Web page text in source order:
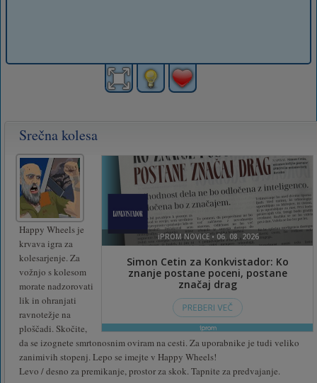
Srečna kolesa
Happy Wheels je
krvava igra za
kolesarjenje. Za
vožnjo s kolesom
morate nadzorovati
lik in ohranjati
ravnotežje na
ploščadi. Skočite,
da se izognete smrtonosnim oviram na cesti. Za uporabnike je tudi veliko
zanimivih stopenj. Lepo se imejte v Happy Wheels!
Levo / desno za premikanje, prostor za skok. Tapnite za predvajanje.